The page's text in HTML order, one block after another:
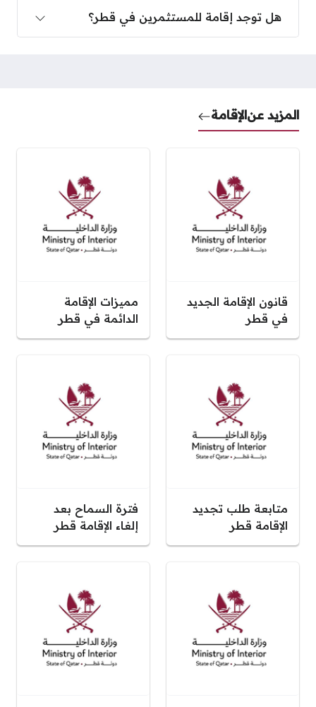
هل توجد إقامة للمستثمرين في قطر؟
المزيد عنالإقامة
قانون الإقامة الجديد
في قطر
مميزات الإقامة
الدائمة في قطر
متابعة طلب تجديد
الإقامة قطر
فترة السماح بعد
إلغاء الإقامة قطر